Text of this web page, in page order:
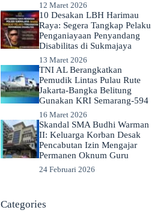
12 Maret 2026
​10 Desakan LBH Harimau
Raya: Segera Tangkap Pelaku
Penganiayaan Penyandang
Disabilitas di Sukmajaya
13 Maret 2026
TNI AL Berangkatkan
Pemudik Lintas Pulau Rute
Jakarta-Bangka Belitung
Gunakan KRI Semarang-594
16 Maret 2026
Skandal SMA Budhi Warman
II: Keluarga Korban Desak
Pencabutan Izin Mengajar
Permanen Oknum Guru
24 Februari 2026
Categories